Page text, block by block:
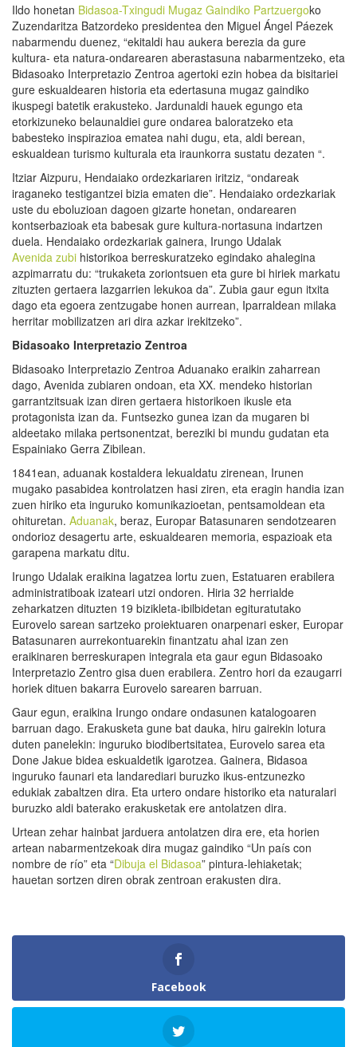
Ildo honetan Bidasoa-Txingudi Mugaz Gaindiko Partzuergoko
Zuzendaritza Batzordeko presidentea den Miguel Ángel Páezek
nabarmendu duenez, “ekitaldi hau aukera berezia da gure
kultura- eta natura-ondarearen aberastasuna nabarmentzeko, eta
Bidasoako Interpretazio Zentroa agertoki ezin hobea da bisitariei
gure eskualdearen historia eta edertasuna mugaz gaindiko
ikuspegi batetik erakusteko. Jardunaldi hauek egungo eta
etorkizuneko belaunaldiei gure ondarea baloratzeko eta
babesteko inspirazioa ematea nahi dugu, eta, aldi berean,
eskualdean turismo kulturala eta iraunkorra sustatu dezaten “.
Itziar Aizpuru, Hendaiako ordezkariaren iritziz, “ondareak
iraganeko testigantzei bizia ematen die”. Hendaiako ordezkariak
uste du eboluzioan dagoen gizarte honetan, ondarearen
kontserbazioak eta babesak gure kultura-nortasuna indartzen
duela. Hendaiako ordezkariak gainera, Irungo Udalak
Avenida zubi historikoa berreskuratzeko egindako ahalegina
azpimarratu du: “trukaketa zoriontsuen eta gure bi hiriek markatu
zituzten gertaera lazgarrien lekukoa da”. Zubia gaur egun itxita
dago eta egoera zentzugabe honen aurrean, Iparraldean milaka
herritar mobilizatzen ari dira azkar irekitzeko”.
Bidasoako Interpretazio Zentroa
Bidasoako Interpretazio Zentroa Aduanako eraikin zaharrean
dago, Avenida zubiaren ondoan, eta XX. mendeko historian
garrantzitsuak izan diren gertaera historikoen ikusle eta
protagonista izan da. Funtsezko gunea izan da mugaren bi
aldeetako milaka pertsonentzat, bereziki bi mundu gudatan eta
Espainiako Gerra Zibilean.
1841ean, aduanak kostaldera lekualdatu zirenean, Irunen
mugako pasabidea kontrolatzen hasi ziren, eta eragin handia izan
zuen hiriko eta inguruko komunikazioetan, pentsamoldean eta
ohituretan. Aduanak, beraz, Europar Batasunaren sendotzearen
ondorioz desagertu arte, eskualdearen memoria, espazioak eta
garapena markatu ditu.
Irungo Udalak eraikina lagatzea lortu zuen, Estatuaren erabilera
administratiboak izateari utzi ondoren. Hiria 32 herrialde
zeharkatzen dituzten 19 bizikleta-ibilbidetan egituratutako
Eurovelo sarean sartzeko proiektuaren onarpenari esker, Europar
Batasunaren aurrekontuarekin finantzatu ahal izan zen
eraikinaren berreskurapen integrala eta gaur egun Bidasoako
Interpretazio Zentro gisa duen erabilera. Zentro hori da ezaugarri
horiek dituen bakarra Eurovelo sarearen barruan.
Gaur egun, eraikina Irungo ondare ondasunen katalogoaren
barruan dago. Erakusketa gune bat dauka, hiru gairekin lotura
duten panelekin: inguruko biodibertsitatea, Eurovelo sarea eta
Done Jakue bidea eskualdetik igarotzea. Gainera, Bidasoa
inguruko faunari eta landarediari buruzko ikus-entzunezko
edukiak zabaltzen dira. Eta urtero ondare historiko eta naturalari
buruzko aldi baterako erakusketak ere antolatzen dira.
Urtean zehar hainbat jarduera antolatzen dira ere, eta horien
artean nabarmentzekoak dira mugaz gaindiko “Un país con
nombre de río” eta “Dibuja el Bidasoa” pintura-lehiaketak;
hauetan sortzen diren obrak zentroan erakusten dira.
Facebook